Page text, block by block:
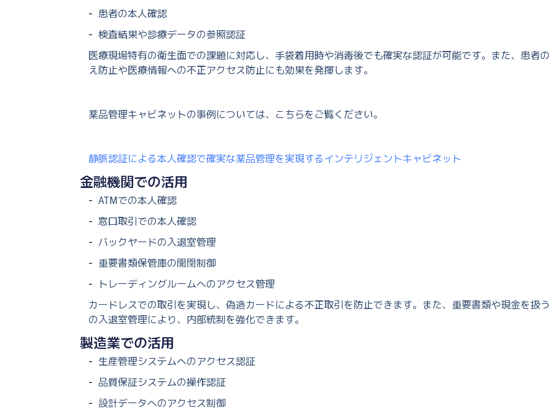
患者の本人確認
検査結果や診療データの参照認証
医療現場特有の衛生面での課題に対応し、手袋着用時や消毒後でも確実な認証が可能です。また、患者
え防止や医療情報への不正アクセス防止にも効果を発揮します。
薬品管理キャビネットの事例については、こちらをご覧ください。
静脈認証による本人確認で確実な薬品管理を実現するインテリジェントキャビネット
金融機関での活用
ATMでの本人確認
窓口取引での本人確認
バックヤードの入退室管理
重要書類保管庫の開閉制御
トレーディングルームへのアクセス管理
カードレスでの取引を実現し、偽造カードによる不正取引を防止できます。また、重要書類や現金を扱
の入退室管理により、内部統制を強化できます。
製造業での活用
生産管理システムへのアクセス認証
品質保証システムの操作認証
設計データへのアクセス制御